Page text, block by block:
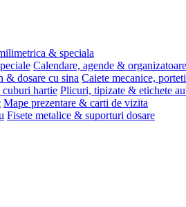
& speciala
Calendare, agende & organizatoare
& dosare cu sina Caiete mecanice,
hartie Plicuri, tipizate & etichete
Mape prezentare & carti de vizita
Fisete metalice & suporturi dosare